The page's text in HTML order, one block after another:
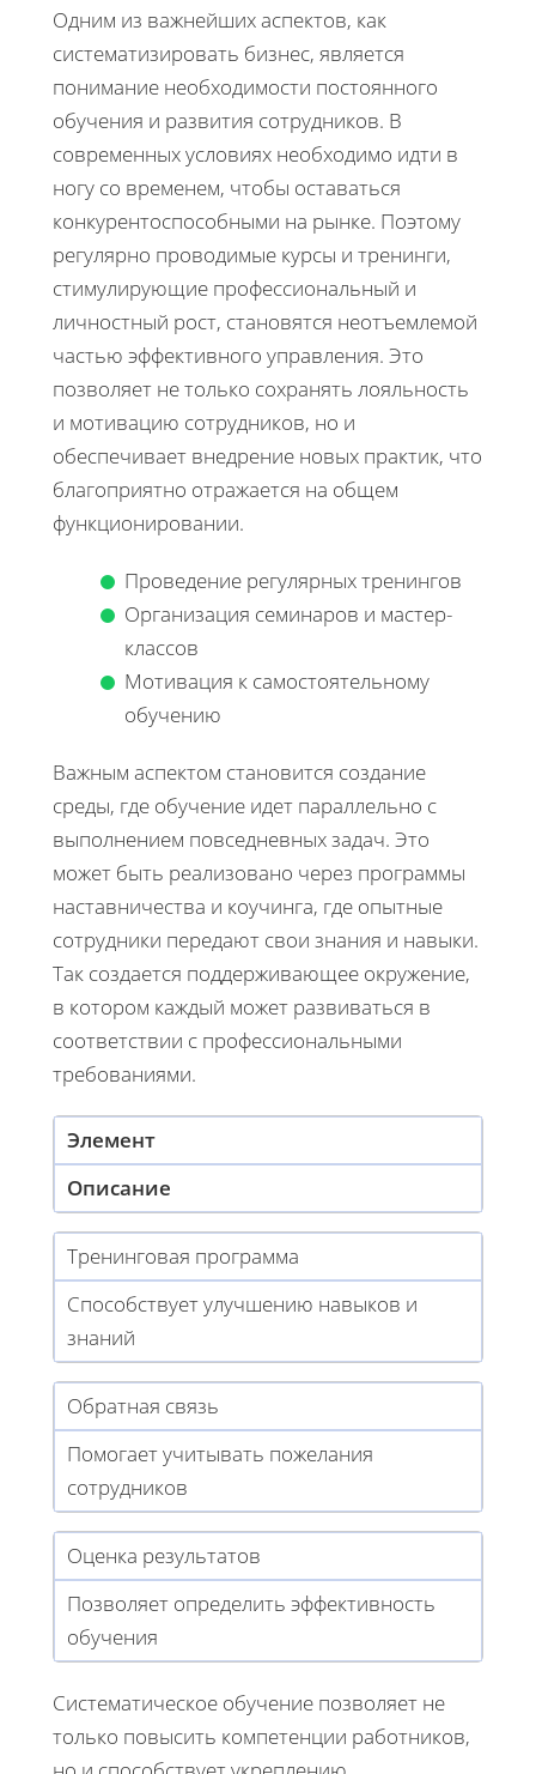
Одним из важнейших аспектов, как
систематизировать бизнес, является
понимание необходимости постоянного
обучения и развития сотрудников. В
современных условиях необходимо идти в
ногу со временем, чтобы оставаться
конкурентоспособными на рынке. Поэтому
регулярно проводимые курсы и тренинги,
стимулирующие профессиональный и
личностный рост, становятся неотъемлемой
частью эффективного управления. Это
позволяет не только сохранять лояльность
и мотивацию сотрудников, но и
обеспечивает внедрение новых практик, что
благоприятно отражается на общем
функционировании.
Проведение регулярных тренингов
Организация семинаров и мастер-
классов
Мотивация к самостоятельному
обучению
Важным аспектом становится создание
среды, где обучение идет параллельно с
выполнением повседневных задач. Это
может быть реализовано через программы
наставничества и коучинга, где опытные
сотрудники передают свои знания и навыки.
Так создается поддерживающее окружение,
в котором каждый может развиваться в
соответствии с профессиональными
требованиями.
Элемент
Описание
Тренинговая программа
Способствует улучшению навыков и
знаний
Обратная связь
Помогает учитывать пожелания
сотрудников
Оценка результатов
Позволяет определить эффективность
обучения
Систематическое обучение позволяет не
только повысить компетенции работников,